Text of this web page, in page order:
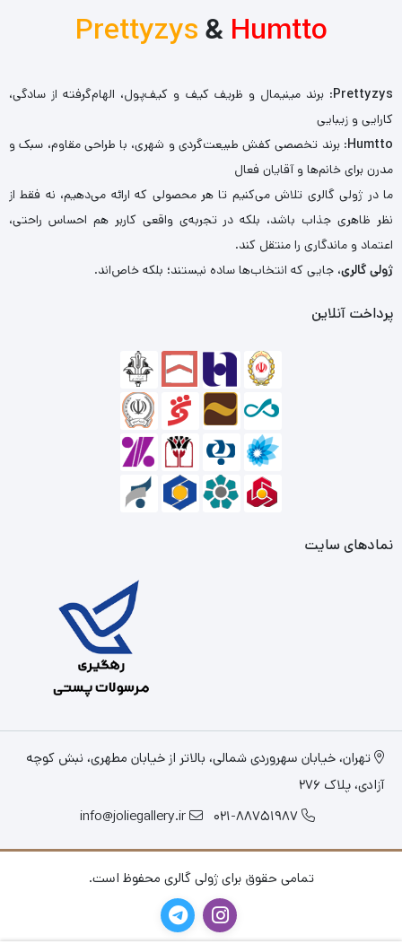
Prettyzys& Humtto
Prettyzys: برند مینیمال و ظریف کیف و کیف‌پول، الهام‌گرفته از سادگی،
کارایی و زیبایی
Humtto: برند تخصصی کفش طبیعت‌گردی و شهری، با طراحی مقاوم، سبک و
مدرن برای خانم‌ها و آقایان فعال
ما در ژولی گالری تلاش می‌کنیم تا هر محصولی که ارائه می‌دهیم، نه فقط از
نظر ظاهری جذاب باشد، بلکه در تجربه‌ی واقعی کاربر هم احساس راحتی،
اعتماد و ماندگاری را منتقل کند.
ژولی گالری، جایی که انتخاب‌ها ساده نیستند؛ بلکه خاص‌اند.
پرداخت آنلاین
نمادهای سایت
تهران، خیابان سهروردی شمالی، بالاتر از خیابان مطهری، نبش کوچه
آزادی، پلاک 276
021-88751987
info@joliegallery.ir
تمامی حقوق برای ژولی گالری محفوظ است.